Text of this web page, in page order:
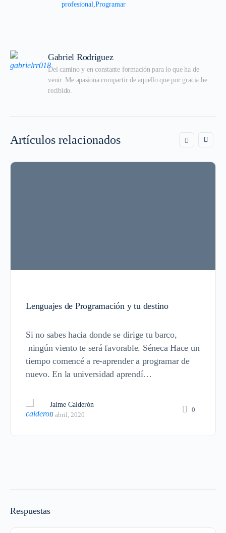
profesional,Programar
Gabriel Rodriguez
Del camino y en constante formación para lo que ha de
venir. Me apasiona compartir de aquello que por gracia he
recibido.
Artículos relacionados
Lenguajes de Programación y tu destino
Si no sabes hacia donde se dirige tu barco,
ningún viento te será favorable. Séneca Hace un
tiempo comencé a re-aprender a programar de
nuevo. En la universidad aprendí…
Jaime Calderón
9 abril, 2020
0
Respuestas